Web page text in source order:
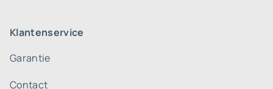
Klantenservice
Garantie
Contact